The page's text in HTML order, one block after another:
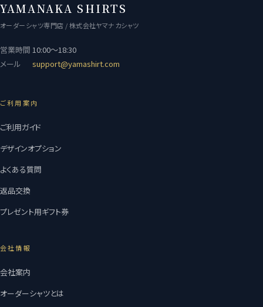
YAMANAKA SHIRTS
オーダーシャツ専門店 / 株式会社ヤマナカシャツ
営業時間 10:00〜18:30
メール
support@yamashirt.com
ご利用案内
ご利用ガイド
デザインオプション
よくある質問
返品交換
プレゼント用ギフト券
会社情報
会社案内
オーダーシャツとは